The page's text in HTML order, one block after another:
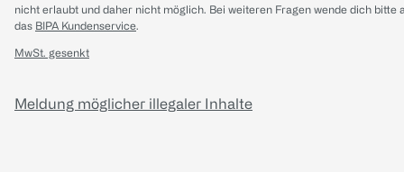
nicht erlaubt und daher nicht möglich. Bei weiteren Fragen wende dich bitte
das BIPA Kundenservice.
MwSt. gesenkt
Meldung möglicher illegaler Inhalte